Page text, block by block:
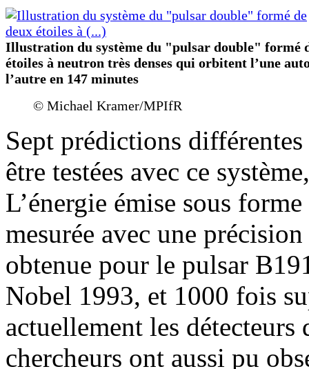
Illustration du système du "pulsar double" formé
étoiles à neutron très denses qui orbitent l’une
l’autre en 147 minutes
© Michael Kramer/MPIfR
Sept prédictions
être testées avec ce
L’énergie émise sous
mesurée avec une
obtenue pour le pulsar
Nobel 1993, et 1000 fois
actuellement les
chercheurs ont aussi pu